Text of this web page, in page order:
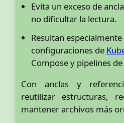
Evita un exceso de
no dificultar la lectura.
Resultan
configuraciones de
Compose y pipelines de
Con anclas y
reutilizar estructuras,
mantener archivos más